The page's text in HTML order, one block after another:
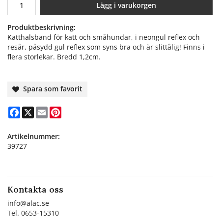
Lägg i varukorgen
Produktbeskrivning:
Katthalsband för katt och småhundar, i neongul reflex och
resår, påsydd gul reflex som syns bra och är slittålig! Finns i
flera storlekar. Bredd 1,2cm.
Spara som favorit
Facebook
X Email
Artikelnummer:
39727
Kontakta oss
info@alac.se
Tel. 0653-15310